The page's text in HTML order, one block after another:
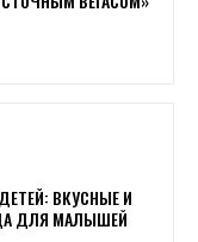
ВКУСНЫЕ И
ДЛЯ МАЛЫШЕЙ